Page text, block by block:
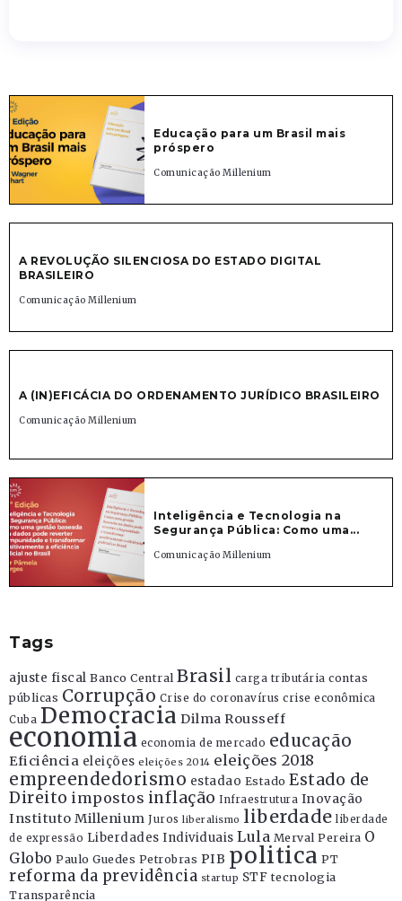
Educação para um Brasil mais
próspero
Comunicação Millenium
A REVOLUÇÃO SILENCIOSA DO ESTADO DIGITAL
BRASILEIRO
Comunicação Millenium
A (IN)EFICÁCIA DO ORDENAMENTO JURÍDICO BRASILEIRO
Comunicação Millenium
Inteligência e Tecnologia na
Segurança Pública: Como uma...
Comunicação Millenium
Tags
ajuste fiscal Banco Central Brasil carga tributária contas
públicas Corrupção Crise do coronavírus crise econômica
Cuba Democracia Dilma Rousseff
economia economia de mercado educação
Eficiência eleições eleições 2014 eleições 2018
empreendedorismo estadao Estado Estado de
Direito impostos inflação Infraestrutura Inovação
Instituto Millenium Juros liberalismo liberdade liberdade
de expressão Liberdades Individuais Lula Merval Pereira O
Globo Paulo Guedes Petrobras PIB politica PT
reforma da previdência startup STF tecnologia
Transparência